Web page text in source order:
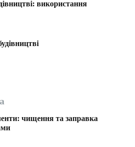
використання
чищення та заправка